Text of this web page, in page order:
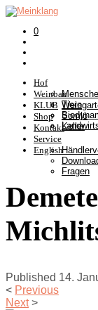
0
Hof
Tiere
Weinbau
Somlò
Keller
KLUB
Shop
Kontakt
Service
Fragen
English
Published 14.
< Previous
Next >